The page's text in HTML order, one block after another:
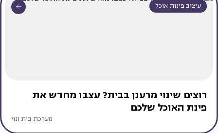
עיצוב פינות אוכל
רוצים שינוי מרענן בבית? עצבו מחדש את
פינת האוכל שלכם
מערכת בית ונוי